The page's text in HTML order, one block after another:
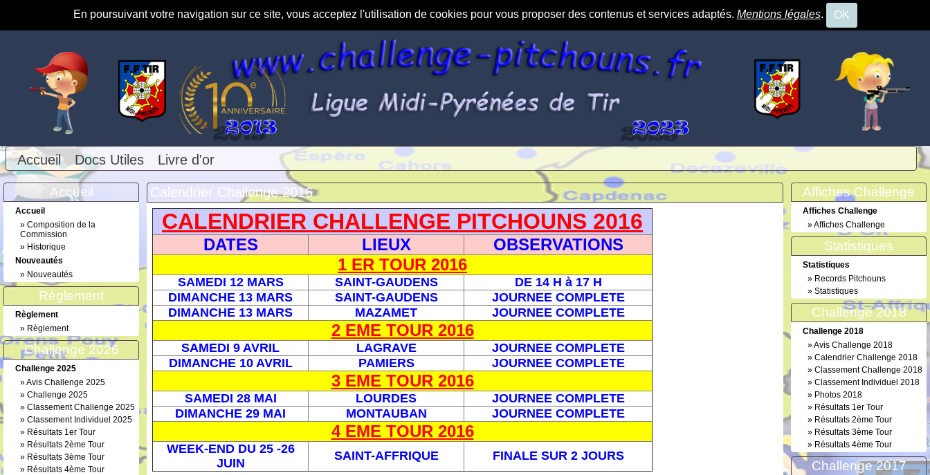
En poursuivant votre navigation sur ce site, vous acceptez l'utilisation de cookies pour vous proposer des contenus et services adaptés. Mentions légales. OK
Accueil Docs Utiles Livre d'or
Accueil
Accueil
» Composition de la
Commission
» Historique
Nouveautés
» Nouveautés
Règlement
Règlement
» Règlement
Challenge 2026
Challenge 2025
»Avis Challenge 2025
» Challenge 2025
» Classement Challenge 2025
» Classement Individuel 2025
» Résultats 1er Tour
» Résultats 2ème Tour
» Résultats 3ème Tour
» Résultats 4ème Tour
Calendrier Challenge 2016
CALENDRIER CHALLENGE PITCHOUNS 2016
DATES LIEUX
OBSERVATIONS
1 ER TOUR 2016
SAMEDI 12 MARS SAINT-GAUDENS
DE 14 H à 17 H
DIMANCHE 13 MARS
SAINT-GAUDENS
JOURNEE COMPLETE
DIMANCHE 13 MARS
MAZAMET JOURNEE COMPLETE
2 EME TOUR 2016
SAMEDI 9 AVRIL LAGRAVE
JOURNEE COMPLETE
DIMANCHE 10 AVRIL
PAMIERS JOURNEE COMPLETE
3 EME TOUR 2016
SAMEDI 28 MAI LOURDES
JOURNEE COMPLETE
DIMANCHE 29 MAI
MONTAUBAN JOURNEE COMPLETE
4 EME TOUR 2016
WEEK-END DU 25 -26
JUIN
SAINT-AFFRIQUE FINALE SUR 2 JOURS
Affiches Challenge
Affiches Challenge
»Affiches Challenge
Statistiques
Statistiques
» Records Pitchouns
» Statistiques
Challenge 2018
Challenge 2018
»Avis Challenge 2018
» Calendrier Challenge 2018
» Classement Challenge 2018
» Classement Individuel 2018
» Photos 2018
» Résultats 1er Tour
» Résultats 2ème Tour
» Résultats 3ème Tour
» Résultats 4ème Tour
Challenge 2017